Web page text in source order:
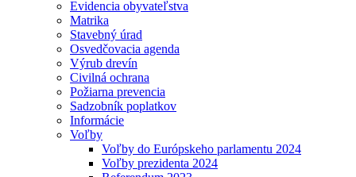
Evidencia obyvateľstva
Matrika
Stavebný úrad
Osvedčovacia agenda
Výrub drevín
Civilná ochrana
Požiarna prevencia
Sadzobník poplatkov
Informácie
Voľby
Voľby do Európskeho parlamentu 2024
Voľby prezidenta 2024